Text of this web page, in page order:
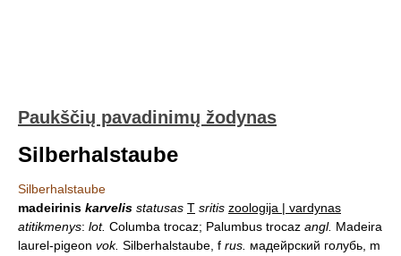
Paukščių pavadinimų žodynas
Silberhalstaube
Silberhalstaube
madeirinis karvelis statusas T sritis zoologija | vardynas
atitikmenys: lot. Columba trocaz; Palumbus trocaz angl. Madeira
laurel-pigeon vok. Silberhalstaube, f rus. мадейрский голубь, m